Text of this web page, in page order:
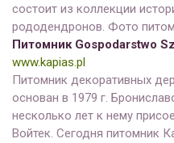
состоит из коллекции
рододендронов. Фото
Питомник Gospodarstwo
www.kapias.pl
Питомник декоративных
основан в 1979 г.
несколько лет к нему
Войтек. Сегодня питомник